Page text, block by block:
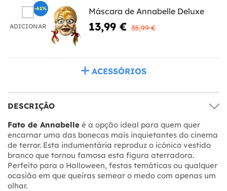
ADICIONAR
Máscara de Annabelle Deluxe
13,99 € 35,99 €
-61%
ACESSÓRIOS
DESCRIÇÃO
Fato de Annabelle é a opção ideal para quem quer
encarnar uma das bonecas mais inquietantes do cinema
de terror. Esta indumentária reproduz o icónico vestido
branco que tornou famosa esta figura aterradora.
Perfeito para o Halloween, festas temáticas ou qualquer
ocasião em que queiras semear o medo com apenas um
olhar.